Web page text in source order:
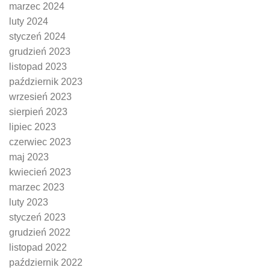
marzec 2024
luty 2024
styczeń 2024
grudzień 2023
listopad 2023
październik 2023
wrzesień 2023
sierpień 2023
lipiec 2023
czerwiec 2023
maj 2023
kwiecień 2023
marzec 2023
luty 2023
styczeń 2023
grudzień 2022
listopad 2022
październik 2022